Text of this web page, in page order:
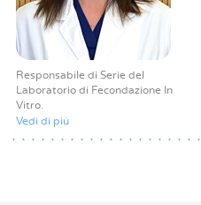
Responsabile di Serie del
Laboratorio di Fecondazione In
Vitro
Vedi di più